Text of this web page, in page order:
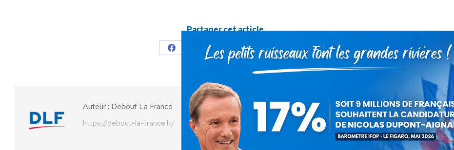
Partager cet article
Partager
Facebook
Partager
X
Partager
Pinterest
Partager
sur
Partager
sur
Auteur : Debout La France
https://debout-la-france.fr/